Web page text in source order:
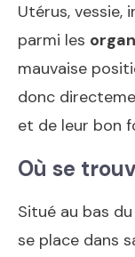
Utérus,
parmi les
mauvaise
donc
et de leur bon
Où se
Situé au bas
se place dans